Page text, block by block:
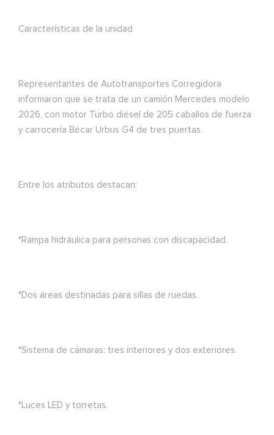
Características de la unidad
Representantes de Autotransportes Corregidora
informaron que se trata de un camión Mercedes modelo
2026, con motor Turbo diésel de 205 caballos de fuerza
y carrocería Bécar Urbus G4 de tres puertas.
Entre los atributos destacan:
*Rampa hidráulica para personas con discapacidad.
*Dos áreas destinadas para sillas de ruedas.
*Sistema de cámaras: tres interiores y dos exteriores.
*Luces LED y torretas.